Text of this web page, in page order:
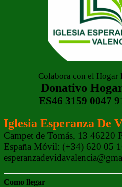
Colabora con el Hogar
Donativo
ES46 3159 0047
Iglesia Esperanza De
Campet de Tomás, 13 46220
España Móvil: (+34) 620 05
Como llegar